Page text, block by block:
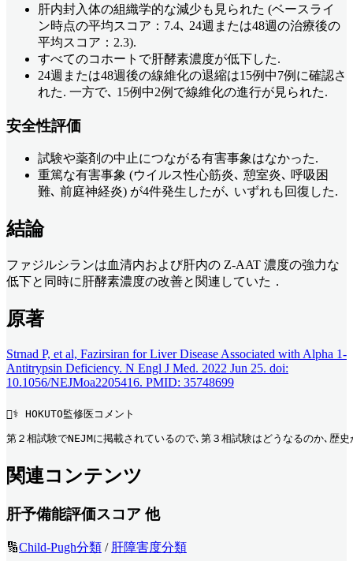
肝内封入体の組織学的な減少も見られた (ベースライ
ン時点の平均スコア：7.4､ 24週または48週の治療後の
平均スコア：2.3).
すべてのコホートで肝酵素濃度が低下した.
24週または48週後の線維化の退縮は15例中7例に確認さ
れた. 一方で､ 15例中2例で線維化の進行が見られた.
安全性評価
試験や薬剤の中止につながる有害事象はなかった.
重篤な有害事象 (ウイルス性心筋炎､ 憩室炎､ 呼吸困
難､ 前庭神経炎) が4件発生したが､ いずれも回復した.
結論
ファジルシランは血清内および肝内の Z-AAT 濃度の強力な
低下と同時に肝酵素濃度の改善と関連していた．
原著
Strnad P, et al, Fazirsiran for Liver Disease Associated with Alpha 1-
Antitrypsin Deficiency. N Engl J Med. 2022 Jun 25. doi:
10.1056/NEJMoa2205416. PMID: 35748699
👨‍⚕️ HOKUTO監修医コメント
第２相試験でNEJMに掲載されているので､第３相試験はどうなるのか､歴
関連コンテンツ
肝予備能評価スコア 他
🔢Child-Pugh分類 / 肝障害度分類